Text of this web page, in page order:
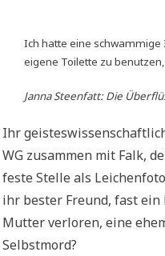
Ich hatte eine
eigene Toilette zu
Janna Steenfatt:Die
Ihr
WG zusammen mit Falk,
feste Stelle als
ihr bester Freund, fast
Mutter verloren, eine
Selbstmord?